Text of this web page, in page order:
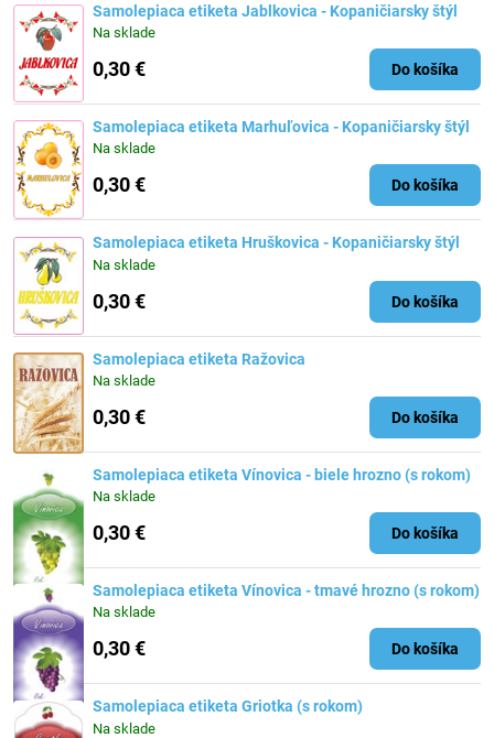
Samolepiaca etiketa Jablkovica - Kopaničiarsky štýl
Na sklade
0,30 € Do košíka
Samolepiaca etiketa Marhuľovica - Kopaničiarsky štýl
Na sklade
0,30 € Do košíka
Samolepiaca etiketa Hruškovica - Kopaničiarsky štýl
Na sklade
0,30 € Do košíka
Samolepiaca etiketa Ražovica
Na sklade
0,30 € Do košíka
Samolepiaca etiketa Vínovica - biele hrozno (s rokom)
Na sklade
0,30 € Do košíka
Samolepiaca etiketa Vínovica - tmavé hrozno (s rokom)
Na sklade
0,30 € Do košíka
Samolepiaca etiketa Griotka (s rokom)
Na sklade